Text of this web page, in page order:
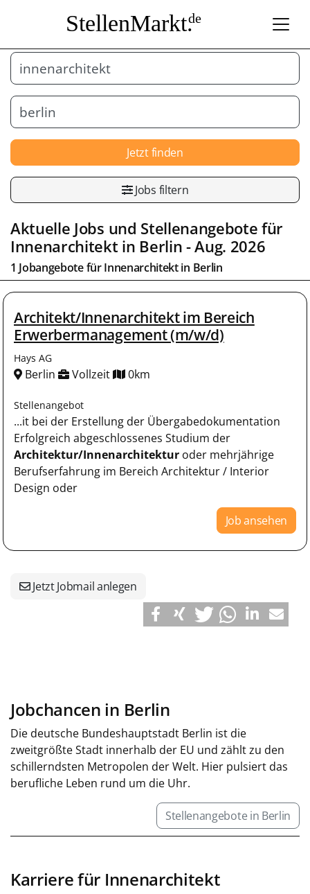
StellenMarkt.de
Jetzt finden
Jobs filtern
Aktuelle Jobs und Stellenangebote für
Innenarchitekt in Berlin- Aug. 2026
1 Jobangebote fürInnenarchitektin Berlin
Architekt/Innenarchitekt im Bereich
Erwerbermanagement (m/w/d)
Hays AG
Berlin Vollzeit 0km
Stellenangebot
...it bei der Erstellung der Übergabedokumentation
Erfolgreich abgeschlossenes Studium der
Architektur/Innenarchitektur oder mehrjährige
Berufserfahrung im Bereich Architektur / Interior
Design oder
Job ansehen
Jetzt Jobmail anlegen
Jobchancen in Berlin
Die deutsche Bundeshauptstadt Berlin ist die
zweitgrößte Stadt innerhalb der EU und zählt zu den
schillerndsten Metropolen der Welt. Hier pulsiert das
berufliche Leben rund um die Uhr.
Stellenangebote in Berlin
Karriere für Innenarchitekt